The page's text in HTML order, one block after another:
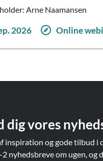
Arne Naamansen
2026 Online
dig vores
inspiration og gode tilbud i
nyhedsbreve om ugen, og